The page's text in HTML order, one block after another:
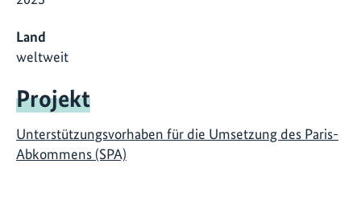
Land
weltweit
Projekt
Unterstützungsvorhaben für die Umsetzung des Paris-
Abkommens (SPA)